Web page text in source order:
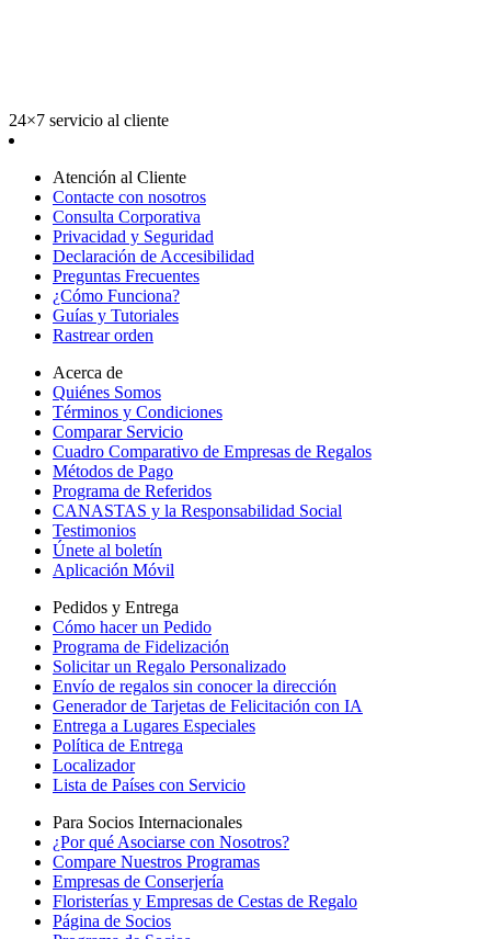
24×7 servicio al cliente
Atención al Cliente
Contacte con nosotros
Consulta Corporativa
Privacidad y Seguridad
Declaración de Accesibilidad
Preguntas Frecuentes
¿Cómo Funciona?
Guías y Tutoriales
Rastrear orden
Acerca de
Quiénes Somos
Términos y Condiciones
Comparar Servicio
Cuadro Comparativo de Empresas de Regalos
Métodos de Pago
Programa de Referidos
CANASTAS y la Responsabilidad Social
Testimonios
Únete al boletín
Aplicación Móvil
Pedidos y Entrega
Cómo hacer un Pedido
Programa de Fidelización
Solicitar un Regalo Personalizado
Envío de regalos sin conocer la dirección
Generador de Tarjetas de Felicitación con IA
Entrega a Lugares Especiales
Política de Entrega
Localizador
Lista de Países con Servicio
Para Socios Internacionales
¿Por qué Asociarse con Nosotros?
Compare Nuestros Programas
Empresas de Conserjería
Floristerías y Empresas de Cestas de Regalo
Página de Socios